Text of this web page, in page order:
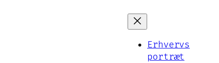
Erhvervs
portræt